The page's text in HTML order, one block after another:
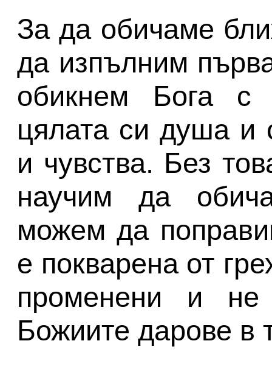
За да обичаме
да изпълним
обикнем Бога
цялата си душа и
и чувства. Без
научим да
можем да
е покварена от
променени и
Божиите дарове в